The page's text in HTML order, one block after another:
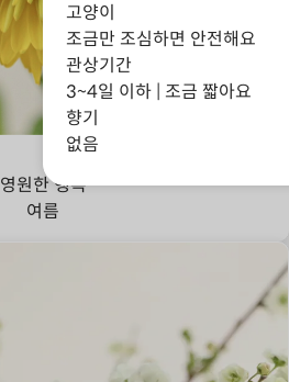
영원한 행복
여름
고양이
조금만 조심하면 안전해요
관상기간
3~4일 이하 | 조금 짧아요
향기
없음